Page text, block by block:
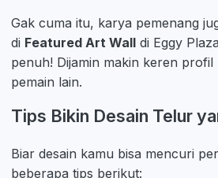
Gak cuma itu, karya pemenang
di Featured Art Wall di Eggy
penuh! Dijamin makin keren profil
pemain lain.
Tips Bikin Desain Telur
Biar desain kamu bisa mencuri
beberapa tips berikut: